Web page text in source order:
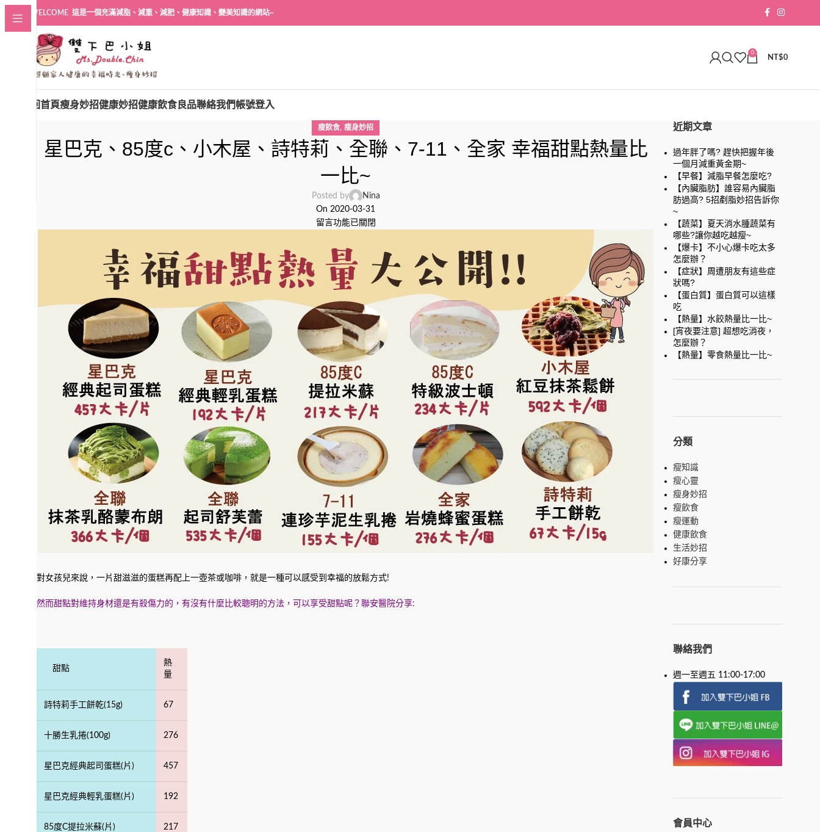
WELCOME 這是一個充滿減脂、減重、減肥、健康知識、變美知識的網站~
0
NT$0
回首頁瘦身妙招健康妙招健康飲食良品聯絡我們帳號登入
瘦飲食,瘦身妙招
星巴克、85度c、小木屋、詩特莉、全聯、7-11、全家 幸福甜點熱量比
一比~
Posted by
Nina
On 2020-03-31
留言功能已關閉
對女孩兒來說，一片甜滋滋的蛋糕再配上一壺茶或咖啡，就是一種可以感受到幸福的放鬆方式!
然而甜點對維持身材還是有殺傷力的，有沒有什麼比較聰明的方法，可以享受甜點呢？聯安醫院分享:
甜點
熱
量
詩特莉手工餅乾(15g) 67
十勝生乳捲(100g) 276
星巴克經典起司蛋糕(片) 457
星巴克經典輕乳蛋糕(片) 192
85度C提拉米蘇(片) 217
近期文章
過年胖了嗎? 趕快把握年後
一個月減重黃金期~
【早餐】減脂早餐怎麼吃?
【內臟脂肪】誰容易內臟脂
肪過高? 5招剷脂妙招告訴你
~
【蔬菜】夏天消水腫蔬菜有
哪些?讓你越吃越瘦~
【爆卡】不小心爆卡吃太多
怎麼辦？
【症狀】周遭朋友有這些症
狀嗎?
【蛋白質】蛋白質可以這樣
吃
【熱量】水餃熱量比一比~
[宵夜要注意] 超想吃消夜，
怎麼辦？
【熱量】零食熱量比一比~
分類
瘦知識
瘦心靈
瘦身妙招
瘦飲食
瘦運動
健康飲食
生活妙招
好康分享
聯絡我們
週一至週五 11:00-17:00
會員中心